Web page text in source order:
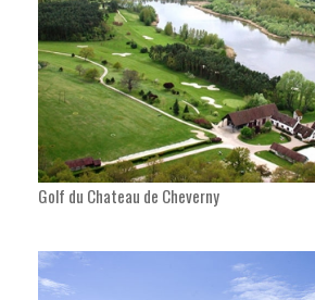
Golf du Chateau de Cheverny